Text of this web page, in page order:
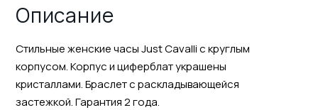
Описание
Стильные женские часы Just Cavalli с круглым
корпусом. Корпус и циферблат украшены
кристаллами. Браслет с раскладывающейся
застежкой. Гарантия 2 года.